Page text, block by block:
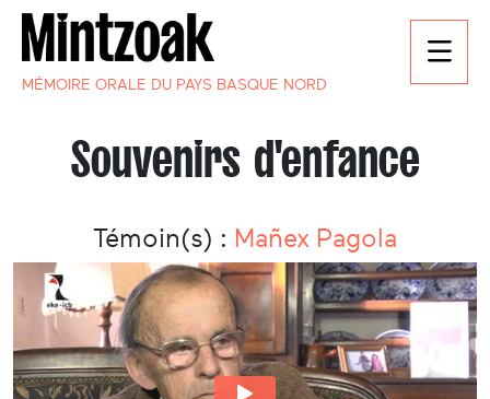
MÉMOIRE ORALE DU PAYS BASQUE NORD
Souvenirs d'enfance
Témoin(s) : Mañex Pagola